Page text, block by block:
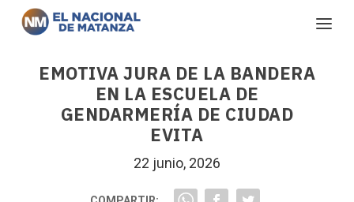
EMOTIVA JURA DE LA BANDERA
EN LA ESCUELA DE
GENDARMERÍA DE CIUDAD
EVITA
22 junio, 2026